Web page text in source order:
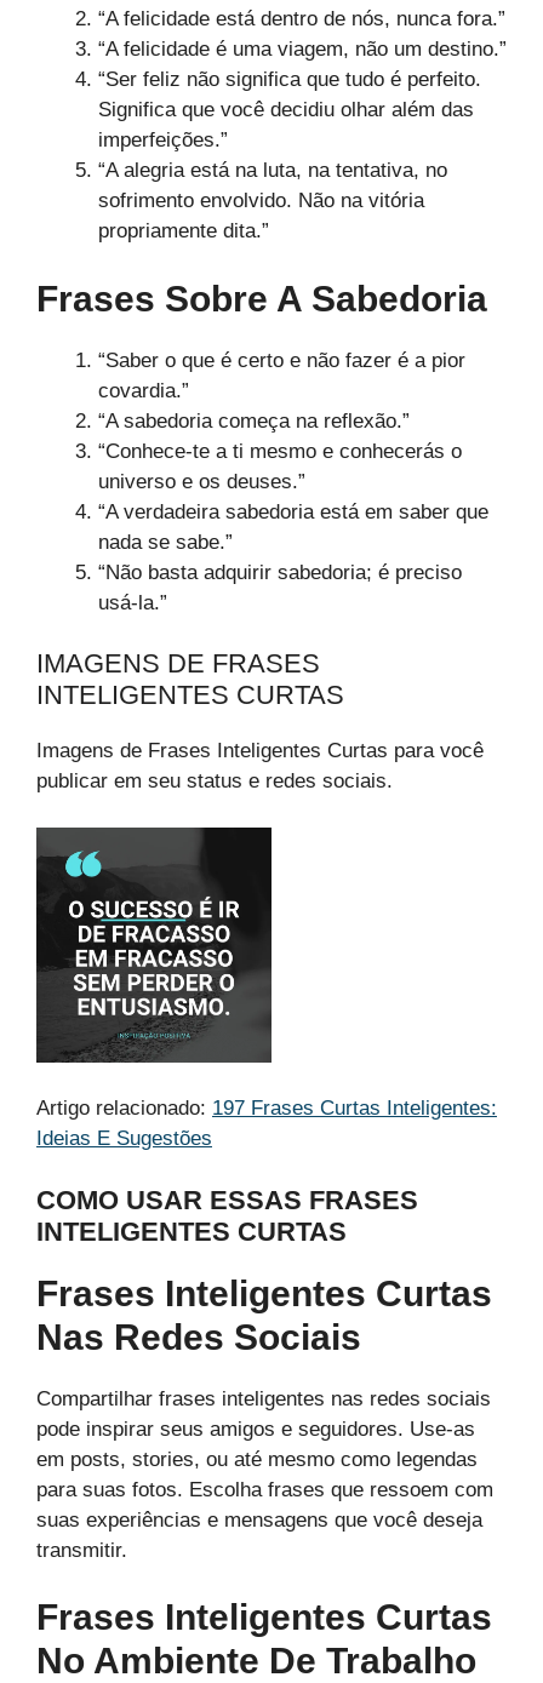
“A felicidade está dentro de nós, nunca fora.”
“A felicidade é uma viagem, não um destino.”
“Ser feliz não significa que tudo é perfeito.
Significa que você decidiu olhar além das
imperfeições.”
“A alegria está na luta, na tentativa, no
sofrimento envolvido. Não na vitória
propriamente dita.”
Frases Sobre A Sabedoria
“Saber o que é certo e não fazer é a pior
covardia.”
“A sabedoria começa na reflexão.”
“Conhece-te a ti mesmo e conhecerás o
universo e os deuses.”
“A verdadeira sabedoria está em saber que
nada se sabe.”
“Não basta adquirir sabedoria; é preciso
usá-la.”
IMAGENS DE FRASES
INTELIGENTES CURTAS
Imagens de Frases Inteligentes Curtas para você
publicar em seu status e redes sociais.
Artigo relacionado: 197 Frases Curtas Inteligentes:
Ideias E Sugestões
COMO USAR ESSAS FRASES
INTELIGENTES CURTAS
Frases Inteligentes Curtas
Nas Redes Sociais
Compartilhar frases inteligentes nas redes sociais
pode inspirar seus amigos e seguidores. Use-as
em posts, stories, ou até mesmo como legendas
para suas fotos. Escolha frases que ressoem com
suas experiências e mensagens que você deseja
transmitir.
Frases Inteligentes Curtas
No Ambiente De Trabalho